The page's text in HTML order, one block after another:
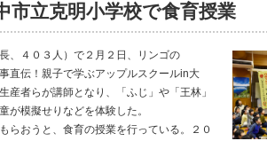
市立克明小学校で食育授業
、４０３人）で２月２日、リンゴの
直伝！親子で学ぶアップルスクールin大
産者らが講師となり、「ふじ」や「王林」
が模擬せりなどを体験した。
おうと、食育の授業を行っている。２０